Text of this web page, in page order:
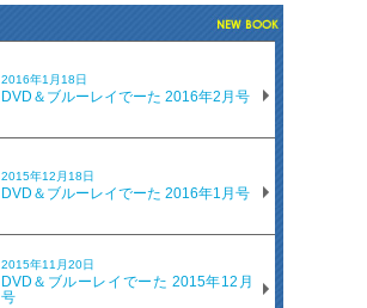
2016年1月18日
DVD＆ブルーレイでーた 2016年2月号
2015年12月18日
DVD＆ブルーレイでーた 2016年1月号
2015年11月20日
DVD＆ブルーレイでーた 2015年12月
号